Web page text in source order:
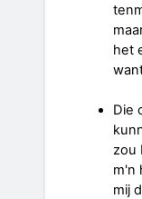
het
Die
zou
m'n
mij